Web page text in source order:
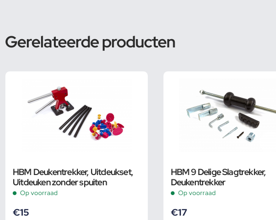
Gerelateerde producten
HBM Deukentrekker, Uitdeukset,
Uitdeuken zonder spuiten
Op voorraad
€15
HBM 9 Delige Slagtrekker,
Deukentrekker
Op voorraad
€17